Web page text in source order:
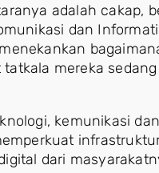
adalah cakap,
dan
tatkala mereka
kemunikasi
dari